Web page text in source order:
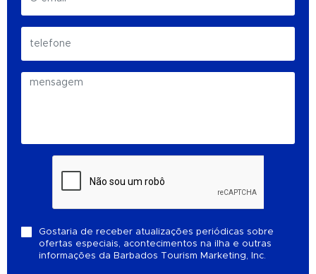
Gostaria de receber atualizações periódicas sobre
ofertas especiais, acontecimentos na ilha e outras
informações da Barbados Tourism Marketing, Inc.